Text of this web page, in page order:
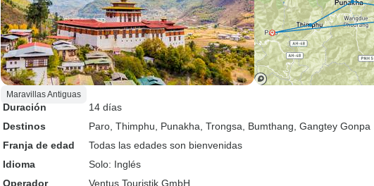
Maravillas Antiguas
Duración
14 días
Destinos
Paro , Thimphu , Punakha , Trongsa , Bumthang , Gangtey Gonpa
Franja de edad
Todas las edades son bienvenidas
Idioma
Solo: Inglés
Operador
Ventus Touristik GmbH